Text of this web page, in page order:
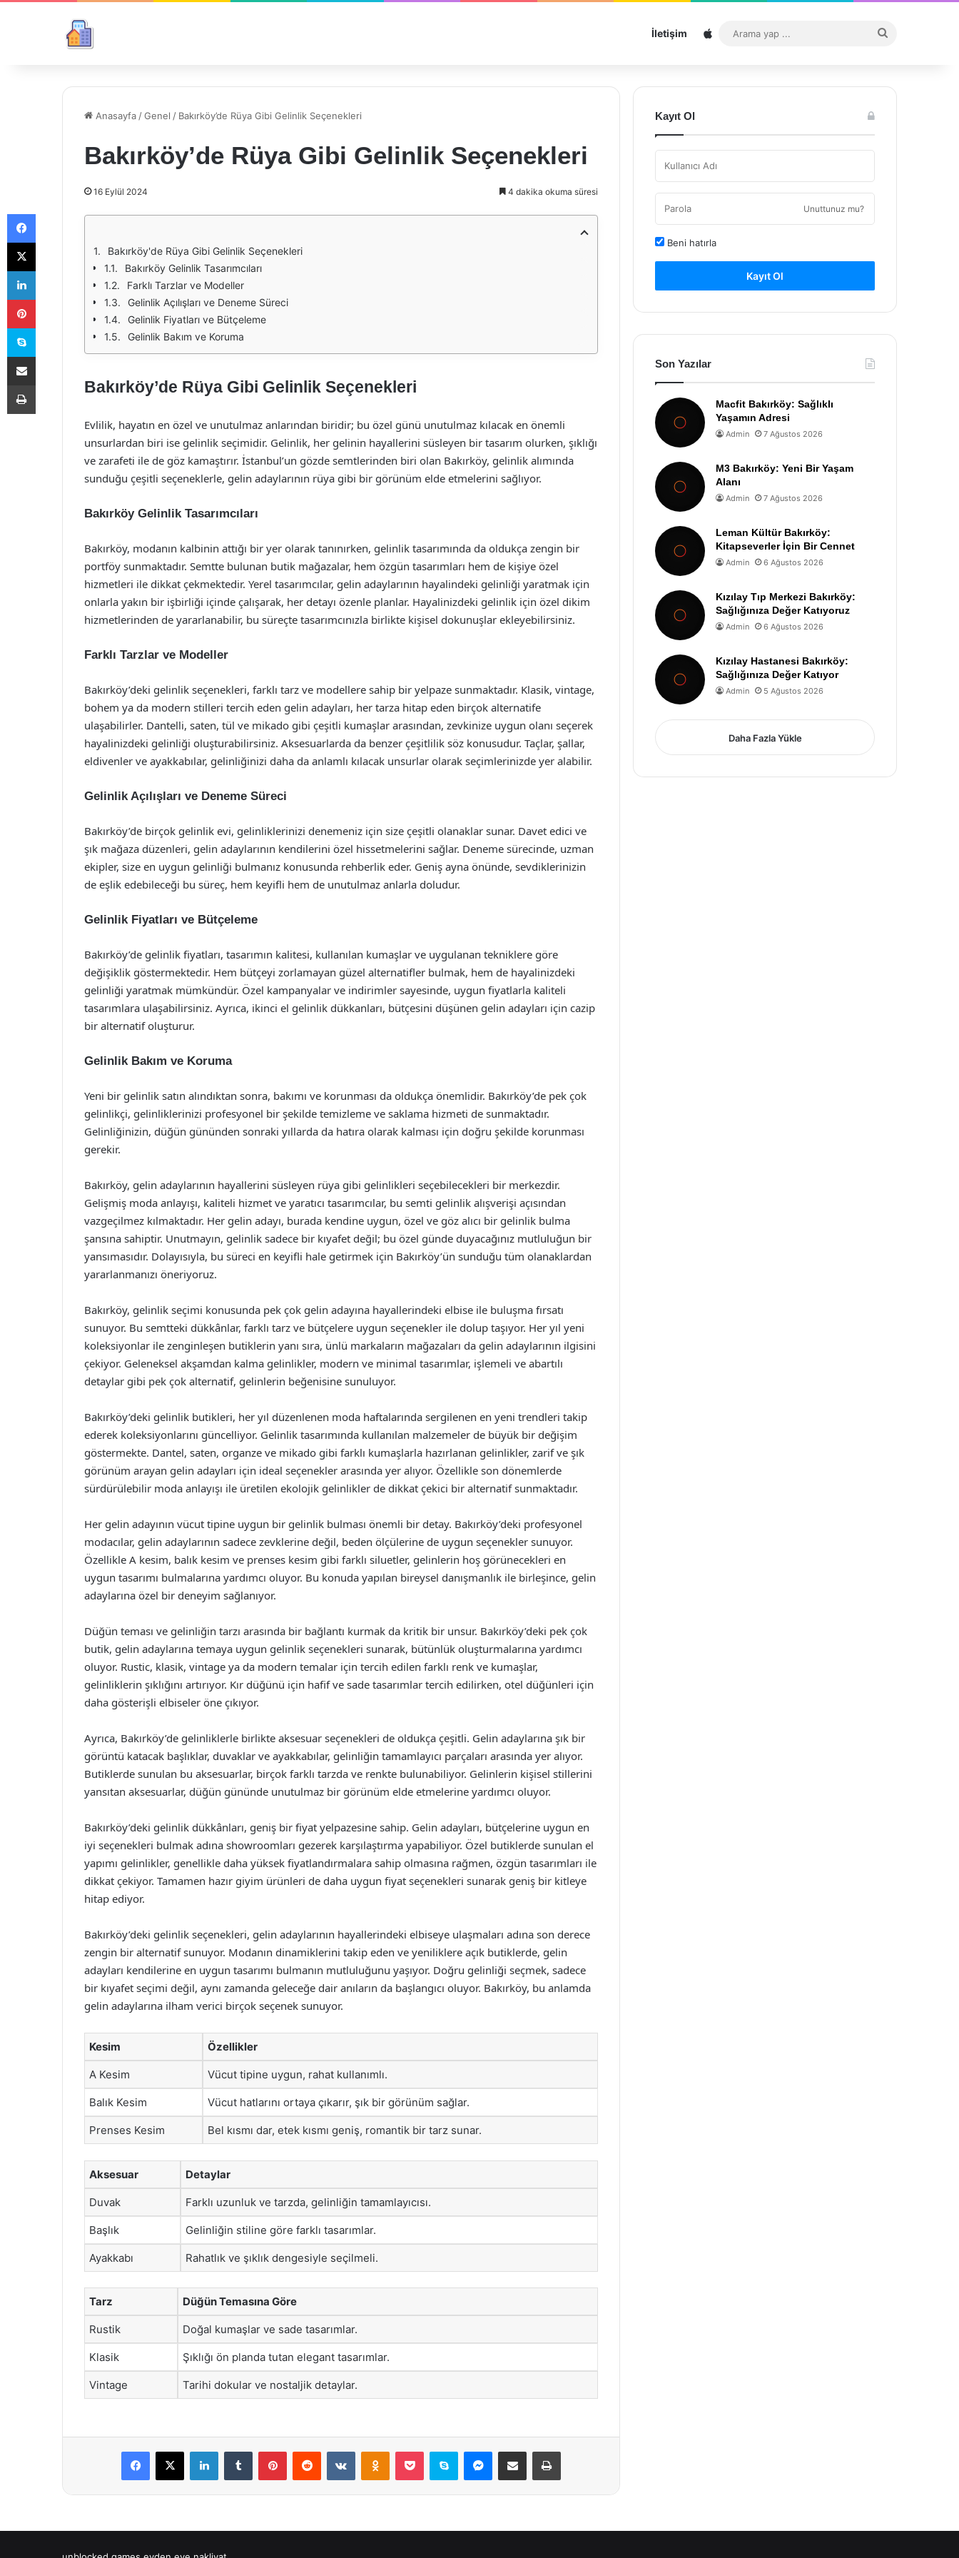
İletişim Sitemap
...
Anasayfa /Genel / Bakırköy’de Rüya Gibi Gelinlik Seçenekleri
Bakırköy’de Rüya Gibi Gelinlik Seçenekleri
16 Eylül 2024 4 dakika okuma süresi
Bakırköy'de Rüya Gibi Gelinlik Seçenekleri
Bakırköy Gelinlik Tasarımcıları
Farklı Tarzlar ve Modeller
Gelinlik Açılışları ve Deneme Süreci
Gelinlik Fiyatları ve Bütçeleme
Gelinlik Bakım ve Koruma
Bakırköy’de Rüya Gibi Gelinlik Seçenekleri
Evlilik, hayatın en özel ve unutulmaz anlarından biridir; bu özel günü unutulmaz kılacak en önemli
unsurlardan biri ise gelinlik seçimidir. Gelinlik, her gelinin hayallerini süsleyen bir tasarım olurken, şıklığı
ve zarafeti ile de göz kamaştırır. İstanbul’un gözde semtlerinden biri olan Bakırköy, gelinlik alımında
sunduğu çeşitli seçeneklerle, gelin adaylarının rüya gibi bir görünüm elde etmelerini sağlıyor.
Bakırköy Gelinlik Tasarımcıları
Bakırköy, modanın kalbinin attığı bir yer olarak tanınırken, gelinlik tasarımında da oldukça zengin bir
portföy sunmaktadır. Semtte bulunan butik mağazalar, hem özgün tasarımları hem de kişiye özel
hizmetleri ile dikkat çekmektedir. Yerel tasarımcılar, gelin adaylarının hayalindeki gelinliği yaratmak için
onlarla yakın bir işbirliği içinde çalışarak, her detayı özenle planlar. Hayalinizdeki gelinlik için özel dikim
hizmetlerinden de yararlanabilir, bu süreçte tasarımcınızla birlikte kişisel dokunuşlar ekleyebilirsiniz.
Farklı Tarzlar ve Modeller
Bakırköy’deki gelinlik seçenekleri, farklı tarz ve modellere sahip bir yelpaze sunmaktadır. Klasik, vintage,
bohem ya da modern stilleri tercih eden gelin adayları, her tarza hitap eden birçok alternatife
ulaşabilirler. Dantelli, saten, tül ve mikado gibi çeşitli kumaşlar arasından, zevkinize uygun olanı seçerek
hayalinizdeki gelinliği oluşturabilirsiniz. Aksesuarlarda da benzer çeşitlilik söz konusudur. Taçlar, şallar,
eldivenler ve ayakkabılar, gelinliğinizi daha da anlamlı kılacak unsurlar olarak seçimlerinizde yer alabilir.
Gelinlik Açılışları ve Deneme Süreci
Bakırköy’de birçok gelinlik evi, gelinliklerinizi denemeniz için size çeşitli olanaklar sunar. Davet edici ve
şık mağaza düzenleri, gelin adaylarının kendilerini özel hissetmelerini sağlar. Deneme sürecinde, uzman
ekipler, size en uygun gelinliği bulmanız konusunda rehberlik eder. Geniş ayna önünde, sevdiklerinizin
de eşlik edebileceği bu süreç, hem keyifli hem de unutulmaz anlarla doludur.
Gelinlik Fiyatları ve Bütçeleme
Bakırköy’de gelinlik fiyatları, tasarımın kalitesi, kullanılan kumaşlar ve uygulanan tekniklere göre
değişiklik göstermektedir. Hem bütçeyi zorlamayan güzel alternatifler bulmak, hem de hayalinizdeki
gelinliği yaratmak mümkündür. Özel kampanyalar ve indirimler sayesinde, uygun fiyatlarla kaliteli
tasarımlara ulaşabilirsiniz. Ayrıca, ikinci el gelinlik dükkanları, bütçesini düşünen gelin adayları için cazip
bir alternatif oluşturur.
Gelinlik Bakım ve Koruma
Yeni bir gelinlik satın alındıktan sonra, bakımı ve korunması da oldukça önemlidir. Bakırköy’de pek çok
gelinlikçi, gelinliklerinizi profesyonel bir şekilde temizleme ve saklama hizmeti de sunmaktadır.
Gelinliğinizin, düğün gününden sonraki yıllarda da hatıra olarak kalması için doğru şekilde korunması
gerekir.
Bakırköy, gelin adaylarının hayallerini süsleyen rüya gibi gelinlikleri seçebilecekleri bir merkezdir.
Gelişmiş moda anlayışı, kaliteli hizmet ve yaratıcı tasarımcılar, bu semti gelinlik alışverişi açısından
vazgeçilmez kılmaktadır. Her gelin adayı, burada kendine uygun, özel ve göz alıcı bir gelinlik bulma
şansına sahiptir. Unutmayın, gelinlik sadece bir kıyafet değil; bu özel günde duyacağınız mutluluğun bir
yansımasıdır. Dolayısıyla, bu süreci en keyifli hale getirmek için Bakırköy’ün sunduğu tüm olanaklardan
yararlanmanızı öneriyoruz.
Bakırköy, gelinlik seçimi konusunda pek çok gelin adayına hayallerindeki elbise ile buluşma fırsatı
sunuyor. Bu semtteki dükkânlar, farklı tarz ve bütçelere uygun seçenekler ile dolup taşıyor. Her yıl yeni
koleksiyonlar ile zenginleşen butiklerin yanı sıra, ünlü markaların mağazaları da gelin adaylarının ilgisini
çekiyor. Geleneksel akşamdan kalma gelinlikler, modern ve minimal tasarımlar, işlemeli ve abartılı
detaylar gibi pek çok alternatif, gelinlerin beğenisine sunuluyor.
Bakırköy’deki gelinlik butikleri, her yıl düzenlenen moda haftalarında sergilenen en yeni trendleri takip
ederek koleksiyonlarını güncelliyor. Gelinlik tasarımında kullanılan malzemeler de büyük bir değişim
göstermekte. Dantel, saten, organze ve mikado gibi farklı kumaşlarla hazırlanan gelinlikler, zarif ve şık
görünüm arayan gelin adayları için ideal seçenekler arasında yer alıyor. Özellikle son dönemlerde
sürdürülebilir moda anlayışı ile üretilen ekolojik gelinlikler de dikkat çekici bir alternatif sunmaktadır.
Her gelin adayının vücut tipine uygun bir gelinlik bulması önemli bir detay. Bakırköy’deki profesyonel
modacılar, gelin adaylarının sadece zevklerine değil, beden ölçülerine de uygun seçenekler sunuyor.
Özellikle A kesim, balık kesim ve prenses kesim gibi farklı siluetler, gelinlerin hoş görünecekleri en
uygun tasarımı bulmalarına yardımcı oluyor. Bu konuda yapılan bireysel danışmanlık ile birleşince, gelin
adaylarına özel bir deneyim sağlanıyor.
Düğün teması ve gelinliğin tarzı arasında bir bağlantı kurmak da kritik bir unsur. Bakırköy’deki pek çok
butik, gelin adaylarına temaya uygun gelinlik seçenekleri sunarak, bütünlük oluşturmalarına yardımcı
oluyor. Rustic, klasik, vintage ya da modern temalar için tercih edilen farklı renk ve kumaşlar,
gelinliklerin şıklığını artırıyor. Kır düğünü için hafif ve sade tasarımlar tercih edilirken, otel düğünleri için
daha gösterişli elbiseler öne çıkıyor.
Ayrıca, Bakırköy’de gelinliklerle birlikte aksesuar seçenekleri de oldukça çeşitli. Gelin adaylarına şık bir
görüntü katacak başlıklar, duvaklar ve ayakkabılar, gelinliğin tamamlayıcı parçaları arasında yer alıyor.
Butiklerde sunulan bu aksesuarlar, birçok farklı tarzda ve renkte bulunabiliyor. Gelinlerin kişisel stillerini
yansıtan aksesuarlar, düğün gününde unutulmaz bir görünüm elde etmelerine yardımcı oluyor.
Bakırköy’deki gelinlik dükkânları, geniş bir fiyat yelpazesine sahip. Gelin adayları, bütçelerine uygun en
iyi seçenekleri bulmak adına showroomları gezerek karşılaştırma yapabiliyor. Özel butiklerde sunulan el
yapımı gelinlikler, genellikle daha yüksek fiyatlandırmalara sahip olmasına rağmen, özgün tasarımları ile
dikkat çekiyor. Tamamen hazır giyim ürünleri de daha uygun fiyat seçenekleri sunarak geniş bir kitleye
hitap ediyor.
Bakırköy’deki gelinlik seçenekleri, gelin adaylarının hayallerindeki elbiseye ulaşmaları adına son derece
zengin bir alternatif sunuyor. Modanın dinamiklerini takip eden ve yeniliklere açık butiklerde, gelin
adayları kendilerine en uygun tasarımı bulmanın mutluluğunu yaşıyor. Doğru gelinliği seçmek, sadece
bir kıyafet seçimi değil, aynı zamanda geleceğe dair anıların da başlangıcı oluyor. Bakırköy, bu anlamda
gelin adaylarına ilham verici birçok seçenek sunuyor.
Kesim Özellikler
A Kesim Vücut tipine uygun, rahat kullanımlı.
Balık Kesim Vücut hatlarını ortaya çıkarır, şık bir görünüm sağlar.
Prenses Kesim Bel kısmı dar, etek kısmı geniş, romantik bir tarz sunar.
Aksesuar Detaylar
Duvak Farklı uzunluk ve tarzda, gelinliğin tamamlayıcısı.
Başlık Gelinliğin stiline göre farklı tasarımlar.
Ayakkabı Rahatlık ve şıklık dengesiyle seçilmeli.
Tarz Düğün Temasına Göre
Rustik Doğal kumaşlar ve sade tasarımlar.
Klasik Şıklığı ön planda tutan elegant tasarımlar.
Vintage Tarihi dokular ve nostaljik detaylar.
Facebook
X LinkedInTumblr PinterestReddit VKontakteOdnoklassniki
Pocket Skype Messenger
E-Posta ile paylaş Yazdır
Kayıt Ol
Unuttunuz mu?
Beni hatırla
Kayıt Ol
Son Yazılar
Macfit Bakırköy: Sağlıklı
Yaşamın Adresi
Admin 7 Ağustos 2026
M3 Bakırköy: Yeni Bir Yaşam
Alanı
Admin 7 Ağustos 2026
Leman Kültür Bakırköy:
Kitapseverler İçin Bir Cennet
Admin 6 Ağustos 2026
Kızılay Tıp Merkezi Bakırköy:
Sağlığınıza Değer Katıyoruz
Admin 6 Ağustos 2026
Kızılay Hastanesi Bakırköy:
Sağlığınıza Değer Katıyor
Admin 5 Ağustos 2026
Daha Fazla Yükle
Facebook
X
LinkedIn
Pinterest
Skype
E-Posta ile paylaş